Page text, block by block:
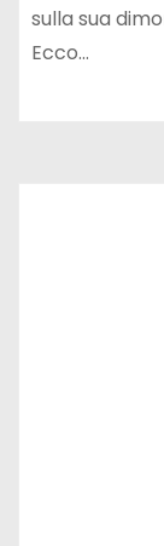
sulla sua
Ecco…